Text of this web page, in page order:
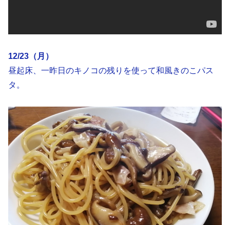
12/23（月）
昼起床、一昨日のキノコの残りを使って和風きのこパス
タ。